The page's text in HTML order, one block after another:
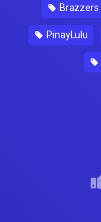
Brazzers
PinayLulu